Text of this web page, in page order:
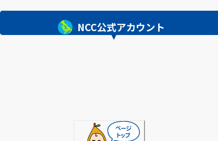
NCC公式アカウント